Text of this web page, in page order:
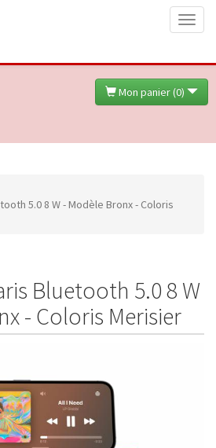
Mon panier (0)
5.0 8 W - Modèle Bronx - Coloris
Bluetooth 5.0 8 W
- Coloris Merisier